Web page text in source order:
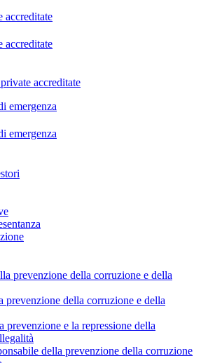
accreditate
accreditate
accreditate
emergenza
emergenza
prevenzione della corruzione e della
prevenzione della corruzione e della
prevenzione e la repressione della
della prevenzione della corruzione